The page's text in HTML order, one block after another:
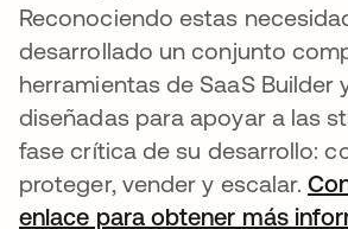
Reconociendo estas
desarrollado un conjunto
herramientas de SaaS Builder
diseñadas para apoyar a las
fase crítica de su desarrollo:
proteger, vender y escalar.
enlace para obtener más